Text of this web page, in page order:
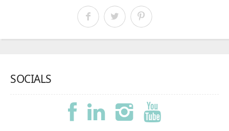
SOCIALS